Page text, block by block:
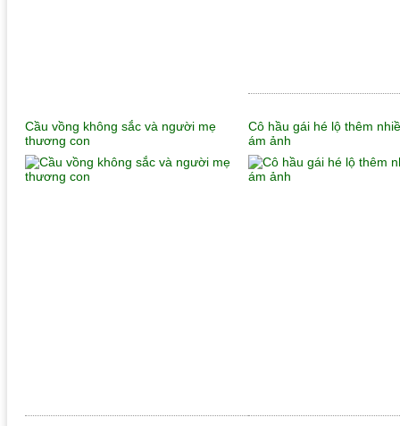
Cầu vồng không sắc và người mẹ
thương con
Cô hầu gái hé lộ thêm
ám ảnh